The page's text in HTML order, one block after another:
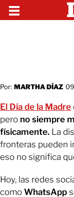
Por: MARTHA DÍAZ
El Día de la Madre
pero no siempre
físicamente. La
fronteras pueden
eso no significa
Hoy, las redes
como WhatsApp